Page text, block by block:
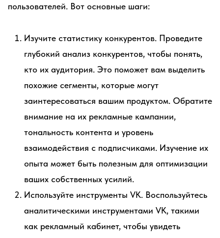
пользователей. Вот основные шаги:
Изучите статистику конкурентов. Проведите
глубокий анализ конкурентов, чтобы понять,
кто их аудитория. Это поможет вам выделить
похожие сегменты, которые могут
заинтересоваться вашим продуктом. Обратите
внимание на их рекламные кампании,
тональность контента и уровень
взаимодействия с подписчиками. Изучение их
опыта может быть полезным для оптимизации
ваших собственных усилий.
Используйте инструменты VK. Воспользуйтесь
аналитическими инструментами VK, такими
как рекламный кабинет, чтобы увидеть